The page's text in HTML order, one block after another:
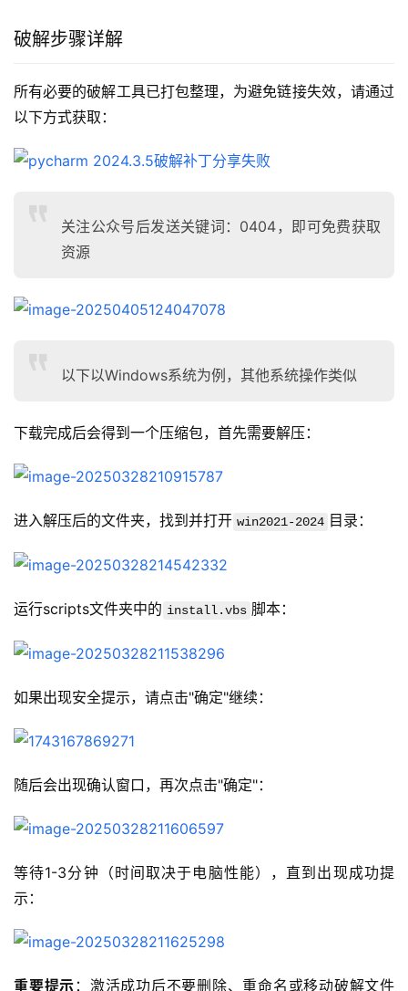
破解步骤详解
所有必要的破解工具已打包整理，为避免链接失效，请通过
以下方式获取：
关注公众号后发送关键词：0404，即可免费获取
资源
以下以Windows系统为例，其他系统操作类似
下载完成后会得到一个压缩包，首先需要解压：
进入解压后的文件夹，找到并打开 win2021-2024 目录：
运行scripts文件夹中的 install.vbs 脚本：
如果出现安全提示，请点击"确定"继续：
随后会出现确认窗口，再次点击"确定"：
等待1-3分钟（时间取决于电脑性能），直到出现成功提
示：
重要提示 ：激活成功后不要删除、重命名或移动破解文件